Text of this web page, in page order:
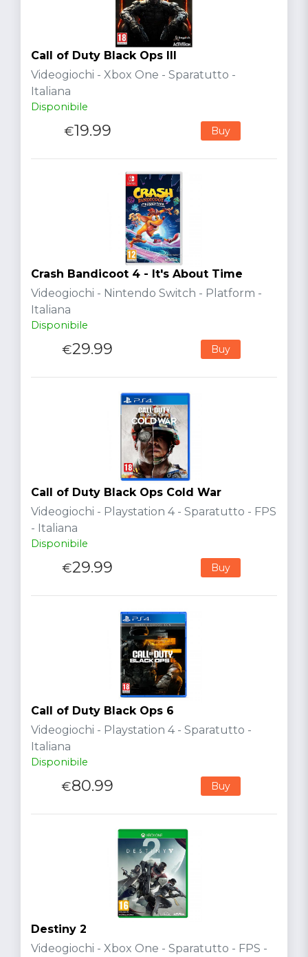
Call of Duty Black Ops III
Videogiochi - Xbox One - Sparatutto -
Italiana
Disponibile
€19.99 Buy
Crash Bandicoot 4 - It's About Time
Videogiochi - Nintendo Switch - Platform -
Italiana
Disponibile
€29.99 Buy
Call of Duty Black Ops Cold War
Videogiochi - Playstation 4 - Sparatutto - FPS
- Italiana
Disponibile
€29.99 Buy
Call of Duty Black Ops 6
Videogiochi - Playstation 4 - Sparatutto -
Italiana
Disponibile
€80.99 Buy
Destiny 2
Videogiochi - Xbox One - Sparatutto - FPS -